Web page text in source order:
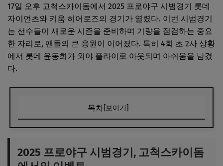
17일 오후 고척스카이돔에서 2025 프로야구 시범경기 롯데
자이언츠와 키움 히어로즈의 경기가 열렸다. 이번 시범경기
는 선수들이 새로운 시즌을 준비하며 기량을 점검하는 중요
한 자리로, 팬들의 큰 응원이 이어졌다. 특히 4회 초 2사 상황
에서 롯데 윤동희가 외야 플라이로 아웃되며 아쉬움을 남겼
다.
목차[보이기]
윤동희의 회심의 타격, 아쉽게 외야 플라이로 마무리
2025 프로야구 시범경기, 고척스카이돔